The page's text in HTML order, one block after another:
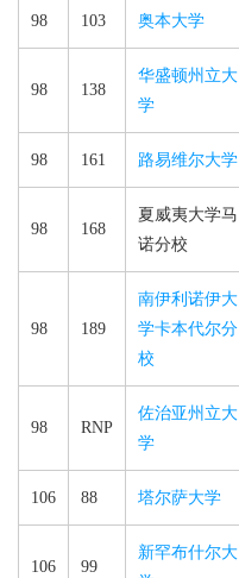
98 103 奥本大学
98 138
华盛顿州立大
学
98 161 路易维尔大学
98 168
夏威夷大学马
诺分校
98 189
南伊利诺伊大
学卡本代尔分
校
98 RNP
佐治亚州立大
学
106 88 塔尔萨大学
106 99
新罕布什尔大